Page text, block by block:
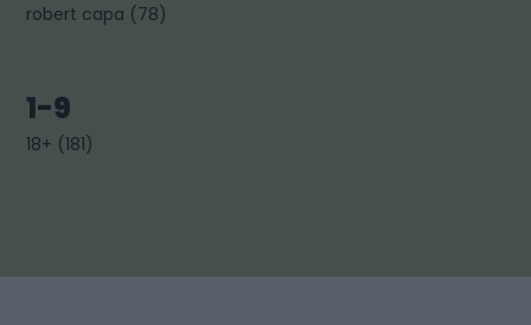
robert capa (78)
1-9
18+ (181)